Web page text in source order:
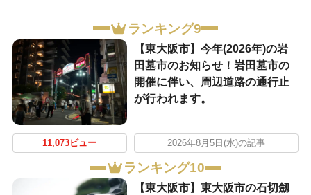
ランキング9
【東大阪市】今年(2026年)の岩
田墓市のお知らせ！岩田墓市の
開催に伴い、周辺道路の通行止
が行われます。
11,073ビュー 2026年8月5日(水)の記事
ランキング10
【東大阪市】東大阪市の石切劔